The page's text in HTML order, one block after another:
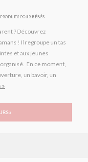
PRODUITS POUR BÉBÉS
? Découvrez
! Il regroupe un tas
et aux jeunes
En ce moment,
un bavoir, un
»
»